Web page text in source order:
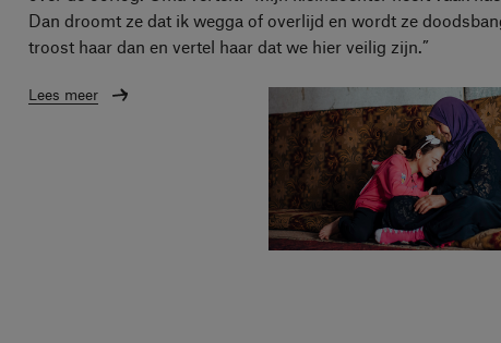
Dan droomt ze dat ik wegga of overlijd en wordt ze
troost haar dan en vertel haar dat we hier veilig zijn.”
Lees meer